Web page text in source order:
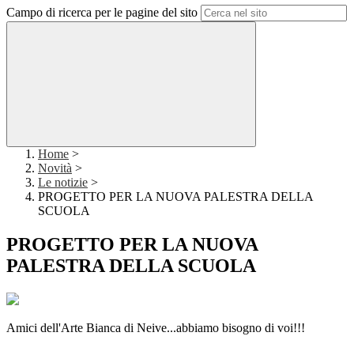
Campo di ricerca per le pagine del sito
Home >
Novità >
Le notizie >
PROGETTO PER LA NUOVA PALESTRA DELLA
SCUOLA
PROGETTO PER LA NUOVA
PALESTRA DELLA SCUOLA
Amici dell'Arte Bianca di Neive...abbiamo bisogno di voi!!!